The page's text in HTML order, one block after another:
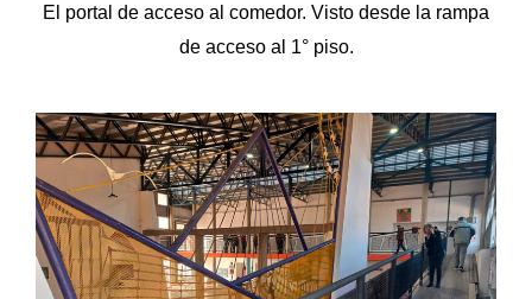
El portal de acceso al comedor. Visto desde la rampa
de acceso al 1° piso.